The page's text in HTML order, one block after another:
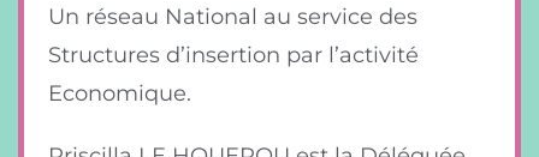
Un réseau National au service des
Structures d’insertion par l’activité
Economique.